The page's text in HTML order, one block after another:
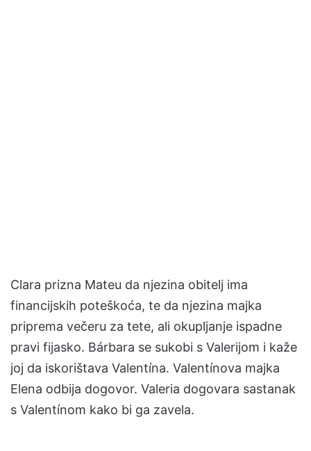
Clara prizna Mateu da njezina obitelj ima
financijskih poteškoća, te da njezina majka
priprema večeru za tete, ali okupljanje ispadne
pravi fijasko. Bárbara se sukobi s Valerijom i kaže
joj da iskorištava Valentína. Valentínova majka
Elena odbija dogovor. Valeria dogovara sastanak
s Valentínom kako bi ga zavela.